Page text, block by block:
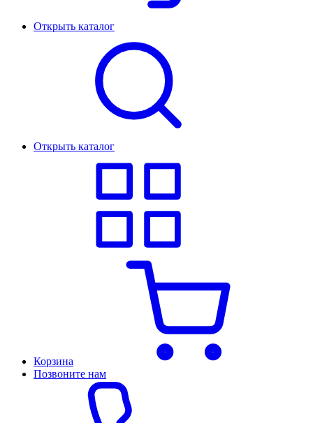
Открыть каталог
Открыть каталог
Корзина
Позвоните нам